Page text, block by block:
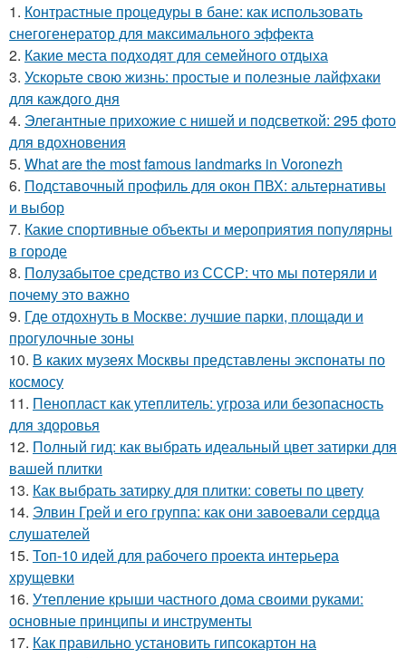
1. Контрастные процедуры в бане: как использовать
снегогенератор для максимального эффекта
2. Какие места подходят для семейного отдыха
3. Ускорьте свою жизнь: простые и полезные лайфхаки
для каждого дня
4. Элегантные прихожие с нишей и подсветкой: 295 фото
для вдохновения
5. What are the most famous landmarks in Voronezh
6. Подставочный профиль для окон ПВХ: альтернативы
и выбор
7. Какие спортивные объекты и мероприятия популярны
в городе
8. Полузабытое средство из СССР: что мы потеряли и
почему это важно
9. Где отдохнуть в Москве: лучшие парки, площади и
прогулочные зоны
10. В каких музеях Москвы представлены экспонаты по
космосу
11. Пенопласт как утеплитель: угроза или безопасность
для здоровья
12. Полный гид: как выбрать идеальный цвет затирки для
вашей плитки
13. Как выбрать затирку для плитки: советы по цвету
14. Элвин Грей и его группа: как они завоевали сердца
слушателей
15. Топ-10 идей для рабочего проекта интерьера
хрущевки
16. Утепление крыши частного дома своими руками:
основные принципы и инструменты
17. Как правильно установить гипсокартон на